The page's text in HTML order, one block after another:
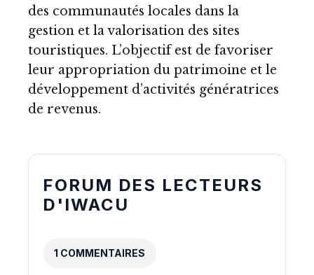
des communautés locales dans la
gestion et la valorisation des sites
touristiques. L’objectif est de favoriser
leur appropriation du patrimoine et le
développement d’activités génératrices
de revenus.
FORUM DES LECTEURS
D'IWACU
1 COMMENTAIRES